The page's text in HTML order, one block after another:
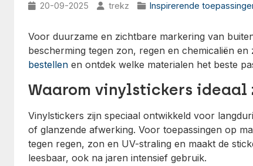
20-09-2025 trekz Inspirerende
Voor duurzame en zichtbare markering van
bescherming tegen zon, regen en chemicaliën
bestellen en ontdek welke materialen het beste
Waarom vinylstickers
Vinylstickers zijn speciaal ontwikkeld voor
of glanzende afwerking. Voor toepassingen op
tegen regen, zon en UV-straling en maakt de
leesbaar, ook na jaren intensief gebruik.